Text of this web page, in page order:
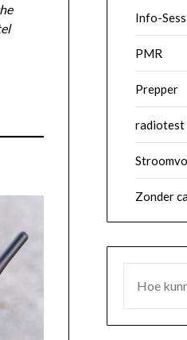
Info-
PMR
Prepper
radiotest
Zonder